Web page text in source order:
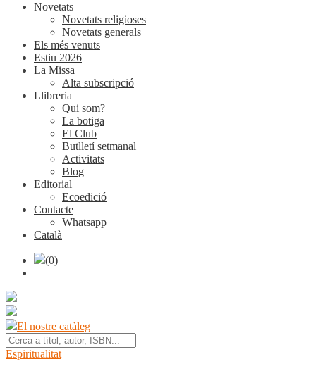
Novetats
Novetats religioses
Novetats generals
Els més venuts
Estiu 2026
La Missa
Alta subscripció
Llibreria
Qui som?
La botiga
El Club
Butlletí setmanal
Activitats
Blog
Editorial
Ecoedició
Contacte
Whatsapp
Català
(0)
El nostre catàleg
Espiritualitat